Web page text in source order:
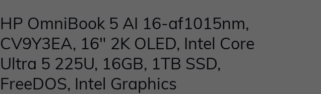
HP OmniBook 5 AI 16-af1015nm,
CV9Y3EA, 16" 2K OLED, Intel Core
Ultra 5 225U, 16GB, 1TB SSD,
FreeDOS, Intel Graphics